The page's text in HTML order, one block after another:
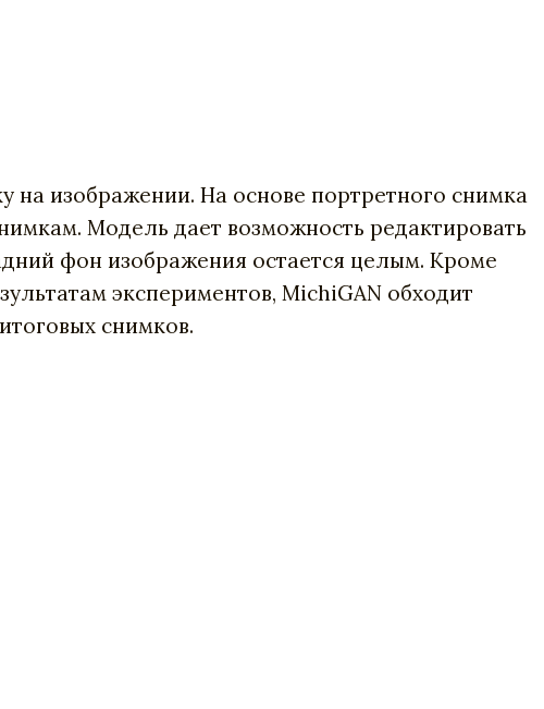
на изображении. На основе портретного снимка
Модель дает возможность редактировать
фон изображения остается целым. Кроме
экспериментов, MichiGAN обходит
снимков.